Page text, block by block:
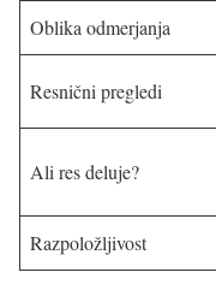
Oblika odmerjanja
Resnični pregledi
Ali res deluje?
Razpoložljivost